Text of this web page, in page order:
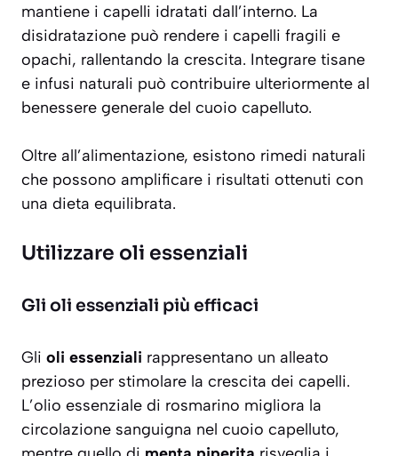
mantiene i capelli idratati dall’interno. La
disidratazione può rendere i capelli fragili e
opachi, rallentando la crescita. Integrare tisane
e infusi naturali può contribuire ulteriormente al
benessere generale del cuoio capelluto.
Oltre all’alimentazione, esistono rimedi naturali
che possono amplificare i risultati ottenuti con
una dieta equilibrata.
Utilizzare oli essenziali
Gli oli essenziali più efficaci
Gli oli essenziali rappresentano un alleato
prezioso per stimolare la crescita dei capelli.
L’olio essenziale di rosmarino migliora la
circolazione sanguigna nel cuoio capelluto,